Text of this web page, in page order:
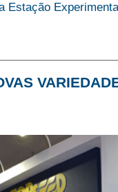
Estação